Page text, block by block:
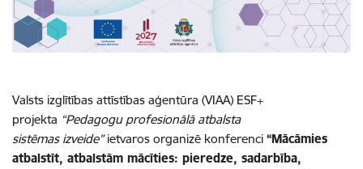
Valsts izglītības attīstības aģentūra (VIAA) ESF+
projekta “Pedagogu profesionālā atbalsta
sistēmas izveide”ietvaros organizē konferenci “Mācāmies
atbalstīt, atbalstām mācīties: pieredze, sadarbība,